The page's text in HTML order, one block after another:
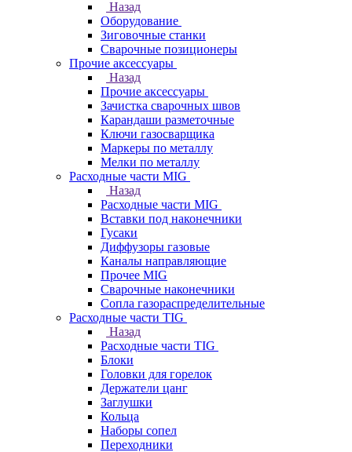
Назад
Оборудование
Зиговочные станки
Сварочные позиционеры
Прочие аксессуары
Назад
Прочие аксессуары
Зачистка сварочных швов
Карандаши разметочные
Ключи газосварщика
Маркеры по металлу
Мелки по металлу
Расходные части MIG
Назад
Расходные части MIG
Вставки под наконечники
Гусаки
Диффузоры газовые
Каналы направляющие
Прочее MIG
Сварочные наконечники
Сопла газораспределительные
Расходные части TIG
Назад
Расходные части TIG
Блоки
Головки для горелок
Держатели цанг
Заглушки
Кольца
Наборы сопел
Переходники